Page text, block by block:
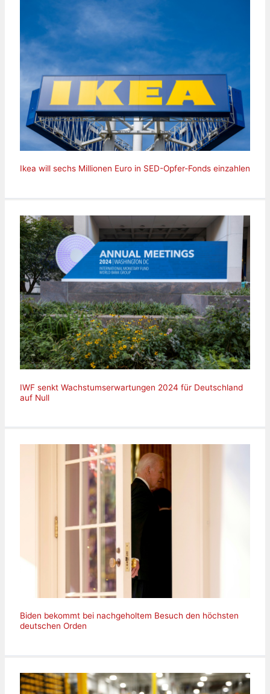
Ikea will sechs Millionen Euro in SED-Opfer-Fonds einzahlen
IWF senkt Wachstumserwartungen 2024 für Deutschland
auf Null
Biden bekommt bei nachgeholtem Besuch den höchsten
deutschen Orden